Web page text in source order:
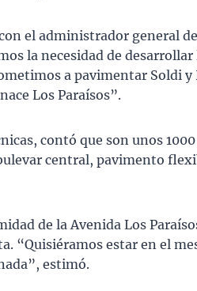
el administrador general
la necesidad de
a pavimentar Soldi y
Los Paraísos”.
contó que son unos
central, pavimento
de la Avenida Los
“Quisiéramos estar en el
estimó.